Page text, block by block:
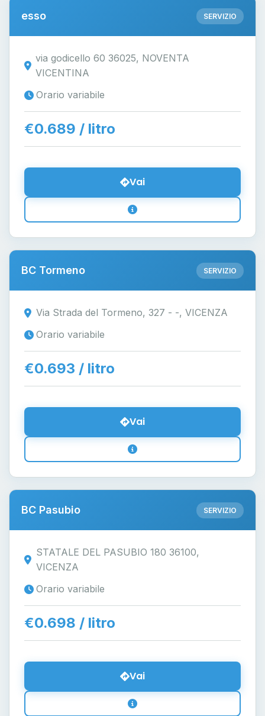
esso SERVIZIO
via godicello 60 36025, NOVENTA
VICENTINA
Orario variabile
€0.689 / litro
Vai
BC Tormeno SERVIZIO
Via Strada del Tormeno, 327 - -, VICENZA
Orario variabile
€0.693 / litro
Vai
BC Pasubio SERVIZIO
STATALE DEL PASUBIO 180 36100,
VICENZA
Orario variabile
€0.698 / litro
Vai